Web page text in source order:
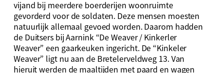
vijand bij meerdere boerderijen woonruimte
gevorderd voor de soldaten. Deze mensen moesten
natuurlijk allemaal gevoed worden. Daarom hadden
de Duitsers bij Aarnink “De Weaver / Kinkerler
Weaver” een gaarkeuken ingericht. De “Kinkeler
Weaver” ligt nu aan de Bretelerveldweg 13. Van
hieruit werden de maaltijden met paard en wagen